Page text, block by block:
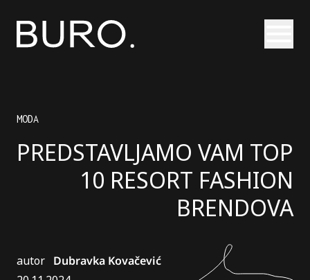
MODA
PREDSTAVLJAMO VAM TOP
10 RESORT FASHION
BRENDOVA
autor Dubravka Kovačević